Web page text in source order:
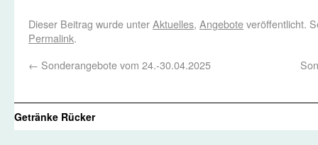
Dieser Beitrag wurde unterAktuelles, Angeboteveröffentlicht.
Permalink.
← Sonderangebote vom 24.-30.04.2025
Getränke Rücker